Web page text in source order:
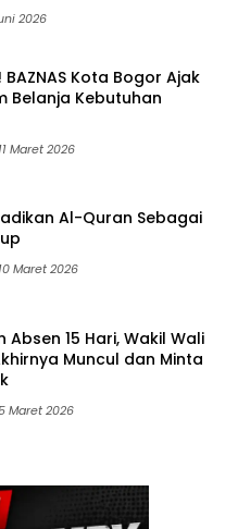
2026
Kota Bogor Ajak
Belanja Kebutuhan
11 Maret 2026
Al-Quran Sebagai
10 Maret 2026
Absen 15 Hari, Wakil Wali
Muncul dan Minta
Maret 2026